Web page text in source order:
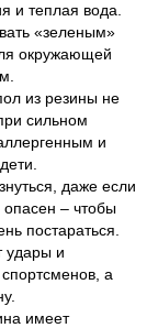
и теплая вода.
«зеленым»
окружающей
из резины не
сильном
и
даже если
– чтобы
постараться.
удары и
а
имеет